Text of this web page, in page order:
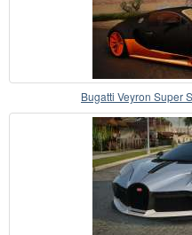
Bugatti Veyron Super